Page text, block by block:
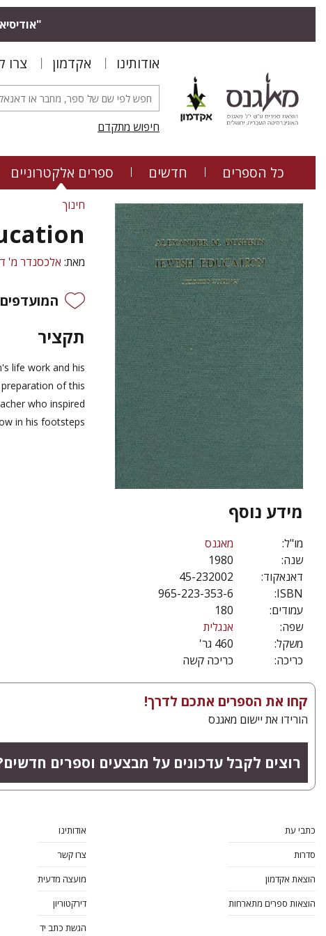
אודותינו אקדמון צרו
חיפוש מתקדם
כל הספרים חדשים ספרים אלקטרוניים
מידע נוסף
מו"ל:
מאגנס
שנה:
1980
דאנאקוד:
45-232002
ISBN:
965-223-353-6
עמודים:
180
שפה:
אנגלית
משקל:
460 גר'
כריכה:
כריכה קשה
חינוך
מאת: אלכסנדר מ'
תקציר
life work and his
of this
who inspired
in his footsteps.
קחו את הספרים אתכם לדרך!
הורידו את יישום מאגנס
רוצים לקבל עדכונים על מבצעים וספרים
כתבי עת
סדרות
הוצאת אקדמון
הוצאות ספרים מתארחות
אודותינו
צרו קשר
מועצה מדעית
דירקטוריון
הגשת כתב יד